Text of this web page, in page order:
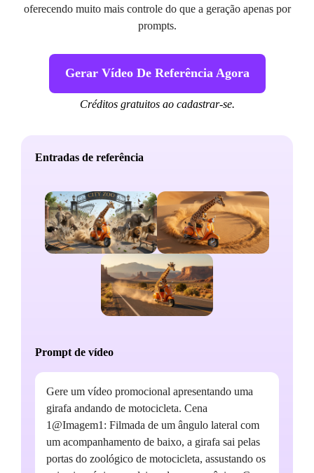
oferecendo muito mais controle do que a geração apenas por
prompts.
Gerar Vídeo De Referência Agora
Créditos gratuitos ao cadastrar-se.
Entradas de referência
Prompt de vídeo
Gere um vídeo promocional apresentando uma
girafa andando de motocicleta. Cena
1@Imagem1: Filmada de um ângulo lateral com
um acompanhamento de baixo, a girafa sai pelas
portas do zoológico de motocicleta, assustando os